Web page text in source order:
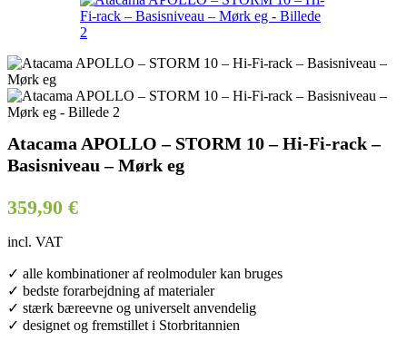
Atacama APOLLO – STORM 10 – Hi-Fi-rack –
Basisniveau – Mørk eg
359,90 €
incl. VAT
✓ alle kombinationer af reolmoduler kan bruges
✓ bedste forarbejdning af materialer
✓ stærk bæreevne og universelt anvendelig
✓ designet og fremstillet i Storbritannien